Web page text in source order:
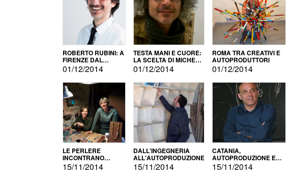
ROBERTO RUBINI: A
FIRENZE DAL
PRODOTTO ALLA
PROMOZIONE
01/12/2014
TESTA MANI E CUORE:
LA SCELTA DI MICHELE
BARBERIO
01/12/2014
ROMA TRA CREATIVI E
AUTOPRODUTTORI
01/12/2014
LE PERLERE
INCONTRANO
L'AUTOPRODUZIONE
15/11/2014
DALL'INGEGNERIA
ALL'AUTOPRODUZIONE
15/11/2014
CATANIA,
AUTOPRODUZIONE E
COMMERCIALIZZAZIONE
15/11/2014